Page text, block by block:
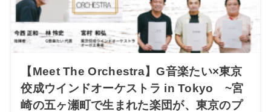
【Meet The Orchestra】G音楽たい×東京
佼成ウインドオーケストラ in Tokyo ~宮
崎の五ヶ瀬町で生まれた楽団が、東京のプ